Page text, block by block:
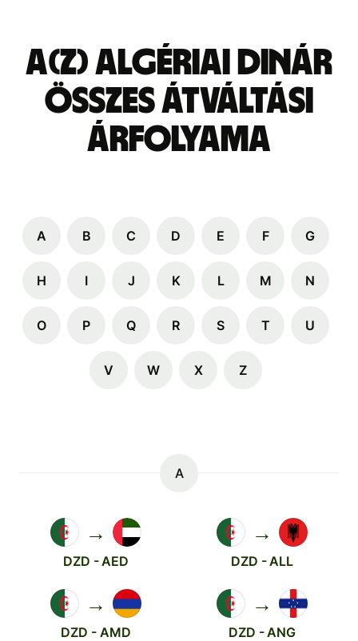
A(z) algériai dinár
összes átváltási
árfolyama
A B C D E F G
H I J K L M N
O P Q R S T U
V W X Z
A
→
DZD - AED
→
DZD - ALL
→
DZD - AMD
→
DZD - ANG